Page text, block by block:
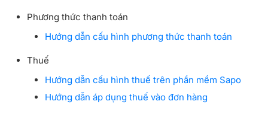
Phương thức thanh toán
Hướng dẫn cấu hình phương thức thanh toán
Thuế
Hướng dẫn cấu hình thuế trên phần mềm Sapo
Hướng dẫn áp dụng thuế vào đơn hàng